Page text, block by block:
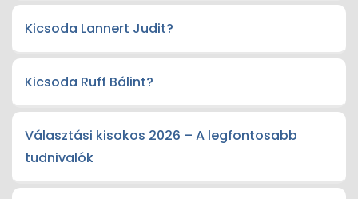
Kicsoda Lannert Judit?
Kicsoda Ruff Bálint?
Választási kisokos 2026 – A legfontosabb
tudnivalók